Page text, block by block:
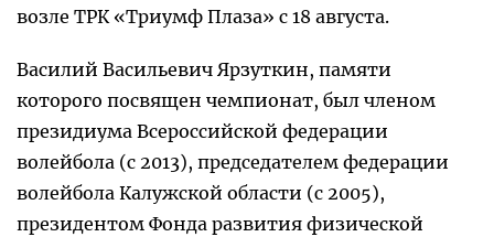
возле ТРК «Триумф Плаза» с 18 августа.
Василий Васильевич Ярзуткин, памяти
которого посвящен чемпионат, был членом
президиума Всероссийской федерации
волейбола (с 2013), председателем федерации
волейбола Калужской области (с 2005),
президентом Фонда развития физической